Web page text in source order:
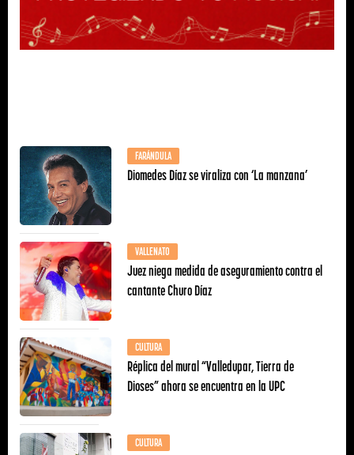
FARÁNDULA
Diomedes Díaz se viraliza con ‘La manzana’
VALLENATO
Juez niega medida de aseguramiento contra el
cantante Churo Díaz
CULTURA
Réplica del mural “Valledupar, Tierra de
Dioses” ahora se encuentra en la UPC
CULTURA